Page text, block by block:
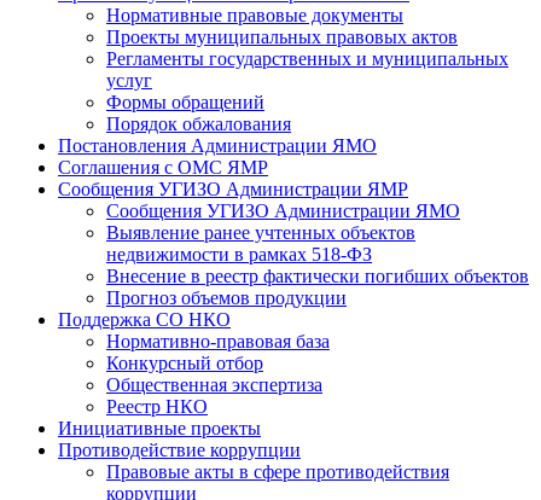
Нормативные правовые документы
Проекты муниципальных правовых актов
Регламенты государственных и муниципальных
услуг
Формы обращений
Порядок обжалования
Постановления Администрации ЯМО
Соглашения с ОМС ЯМР
Сообщения УГИЗО Администрации ЯМР
Сообщения УГИЗО Администрации ЯМО
Выявление ранее учтенных объектов
недвижимости в рамках 518-ФЗ
Внесение в реестр фактически погибших объектов
Прогноз объемов продукции
Поддержка СО НКО
Нормативно-правовая база
Конкурсный отбор
Общественная экспертиза
Реестр НКО
Инициативные проекты
Противодействие коррупции
Правовые акты в сфере противодействия
коррупции